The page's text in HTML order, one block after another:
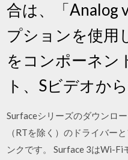
合は、「Analog
プションを使用
をコンポーネン
ト、Sビデオか
Surfaceシリーズのダウンロ
（RTを除く）のドライバー
ンクです。 Surface 3はWi-Fi